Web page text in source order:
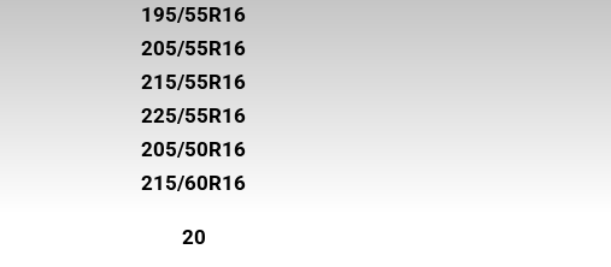
195/55R16
205/55R16
215/55R16
225/55R16
205/50R16
215/60R16
20